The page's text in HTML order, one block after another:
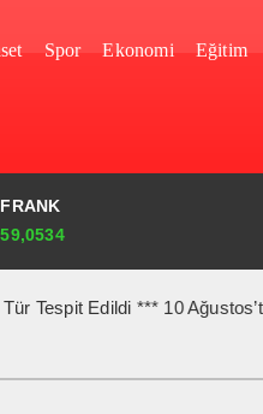
Spor Ekonomi Eğitim
FRANK
59,0534
Edildi *** 10 Ağustos’ta